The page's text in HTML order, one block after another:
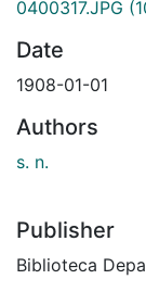
0400317.JPG
Date
1908-01-01
Authors
s. n.
Publisher
Biblioteca